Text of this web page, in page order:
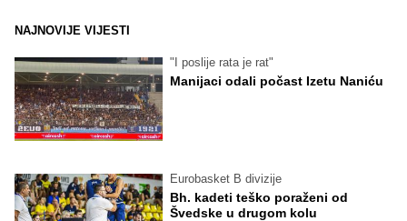
NAJNOVIJE VIJESTI
"I poslije rata je rat"
Manijaci odali počast Izetu Naniću
Eurobasket B divizije
Bh. kadeti teško poraženi od
Švedske u drugom kolu